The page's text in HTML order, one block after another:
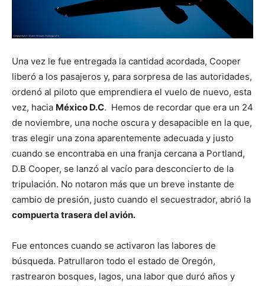
Una vez le fue entregada la cantidad acordada, Cooper
liberó a los pasajeros y, para sorpresa de las autoridades,
ordenó al piloto que emprendiera el vuelo de nuevo, esta
vez, hacia México D.C. Hemos de recordar que era un 24
de noviembre, una noche oscura y desapacible en la que,
tras elegir una zona aparentemente adecuada y justo
cuando se encontraba en una franja cercana a Portland,
D.B Cooper, se lanzó al vacío para desconcierto de la
tripulación. No notaron más que un breve instante de
cambio de presión, justo cuando el secuestrador, abrió la
compuerta trasera del avión.
Fue entonces cuando se activaron las labores de
búsqueda. Patrullaron todo el estado de Oregón,
rastrearon bosques, lagos, una labor que duró años y